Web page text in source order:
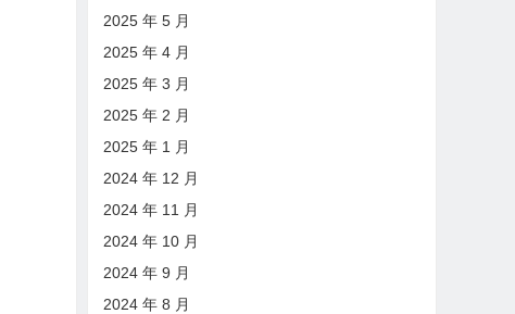
2025 年 5 月
2025 年 4 月
2025 年 3 月
2025 年 2 月
2025 年 1 月
2024 年 12 月
2024 年 11 月
2024 年 10 月
2024 年 9 月
2024 年 8 月